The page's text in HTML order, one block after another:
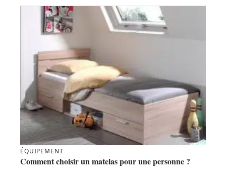
ÉQUIPEMENT
Comment choisir un matelas pour une personne ?